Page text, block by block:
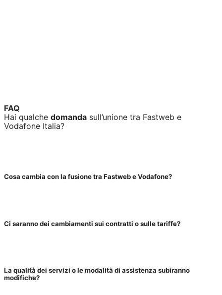
FAQ
Hai qualche domanda sull’unione tra Fastweb e
Vodafone Italia?
Cosa cambia con la fusione tra Fastweb e Vodafone?
Ci saranno dei cambiamenti sui contratti o sulle tariffe?​
La qualità dei servizi o le modalità di assistenza subiranno
modifiche?